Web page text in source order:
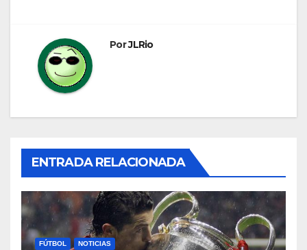
PorJLRio
ENTRADA RELACIONADA
FÚTBOL NOTICIAS